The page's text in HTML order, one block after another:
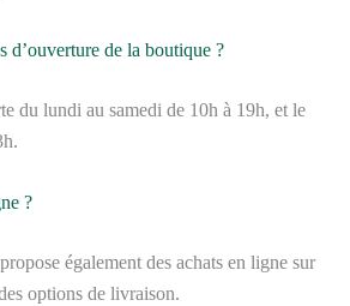
d’ouverture de la boutique ?
du lundi au samedi de 10h à 19h, et le
?
également des achats en ligne sur
options de livraison.